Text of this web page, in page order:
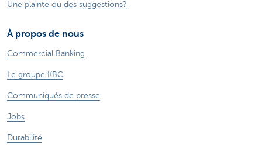
Une plainte ou des suggestions?
À propos de nous
Commercial Banking
Le groupe KBC
Communiqués de presse
Jobs
Durabilité